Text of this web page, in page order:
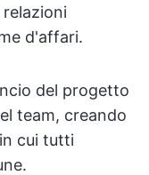
d'affari.
del progetto
team, creando
cui tutti